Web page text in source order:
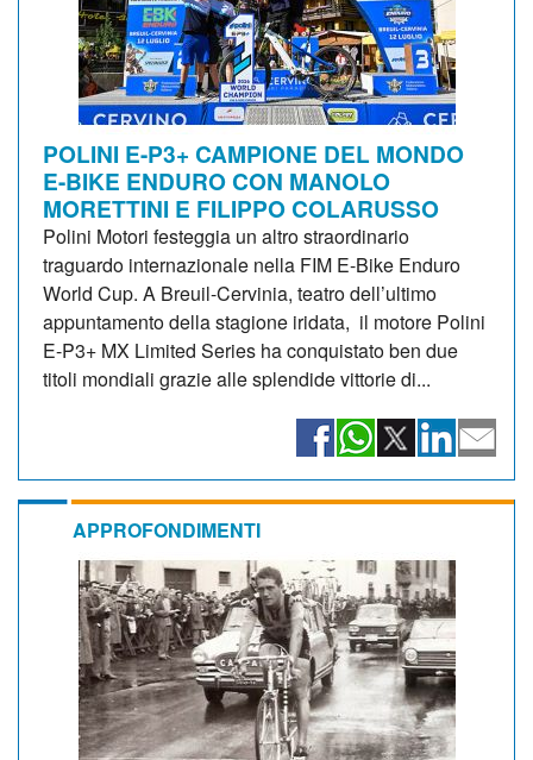
POLINI E-P3+ CAMPIONE DEL MONDO
E-BIKE ENDURO CON MANOLO
MORETTINI E FILIPPO COLARUSSO
Polini Motori festeggia un altro straordinario
traguardo internazionale nella FIM E-Bike Enduro
World Cup. A Breuil-Cervinia, teatro dell’ultimo
appuntamento della stagione iridata, il motore Polini
E-P3+ MX Limited Series ha conquistato ben due
titoli mondiali grazie alle splendide vittorie di...
APPROFONDIMENTI